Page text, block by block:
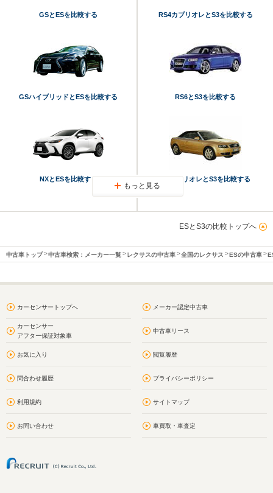
GSとESを比較する
GSハイブリッドとESを比較する
NXとESを比較する
RS4カブリオレとS3を比較する
RS6とS3を比較する
A4カブリオレとS3を比較する
もっと見る
ESとS3の比較トップへ
中古車トップ 中古車検索：メーカー一覧 レクサスの中古車 全国のレクサス ESの中古車
カーセンサートップへ メーカー認定中古車
カーセンサー
アフター保証対象車
中古車リース
お気に入り 閲覧履歴
問合わせ履歴 プライバシーポリシー
利用規約 サイトマップ
お問い合わせ 車買取・車査定